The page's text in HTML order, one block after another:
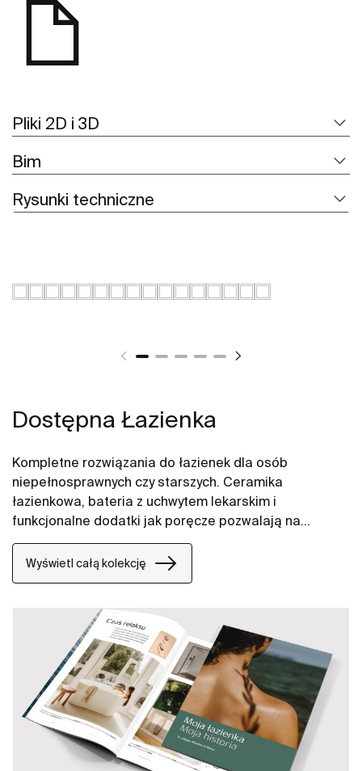
Pliki 2D i 3D
Bim
Rysunki techniczne
Dostępna Łazienka
Kompletne rozwiązania do łazienek dla osób
niepełnosprawnych czy starszych. Ceramika
łazienkowa, bateria z uchwytem lekarskim i
funkcjonalne dodatki jak poręcze pozwalają na
zapewnienie komfortowej przestrzeni na długie lata.
Wyświetl całą kolekcję